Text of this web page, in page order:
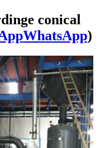
conical
WhatsApp)